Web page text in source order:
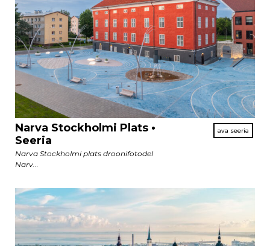
Narva Stockholmi Plats •
Seeria
Narva Stockholmi plats droonifotodel
Narv...